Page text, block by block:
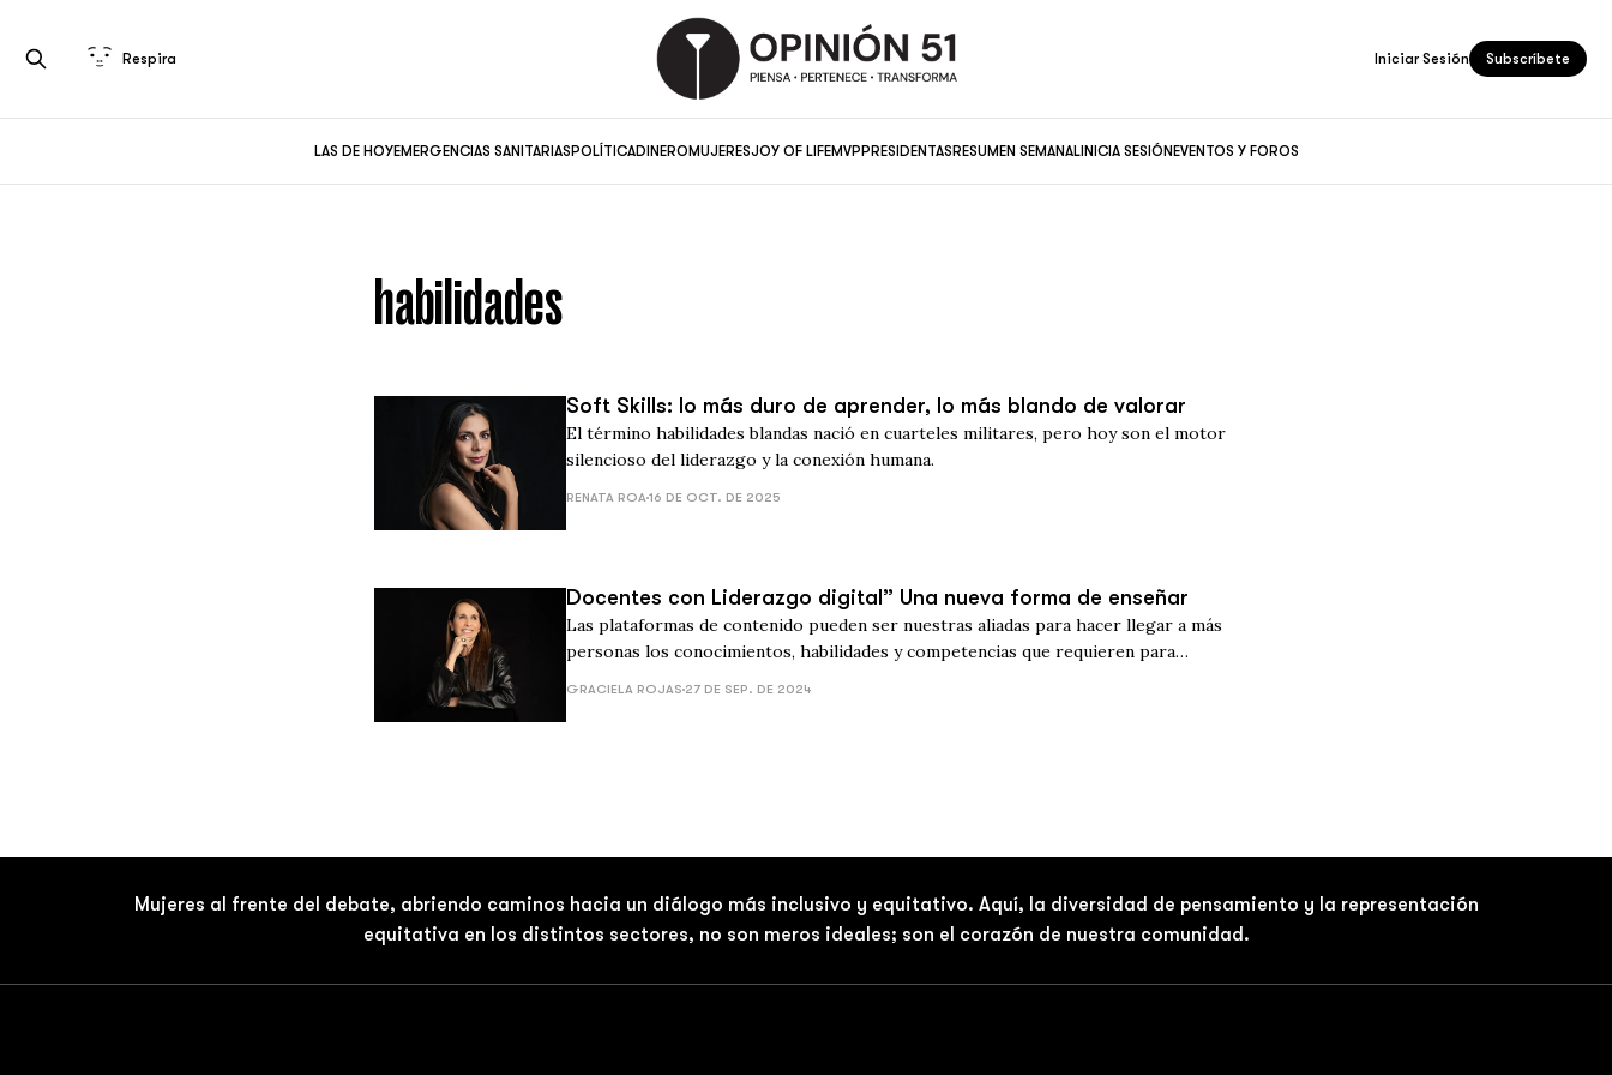
LAS DE HOYEMERGENCIAS SANITARIASPOLÍTICADINEROMUJERESJOY OF LIFEMVPPRESIDENTASRESUMEN SEMANALINICIA SESIÓNEVENTOS Y FOROS
Respira Iniciar Sesión Subscríbete
habilidades
Soft Skills: lo más duro de aprender, lo más blando de valorar
El término habilidades blandas nació en cuarteles militares, pero hoy son el motor
silencioso del liderazgo y la conexión humana.
RENATA ROA16 DE OCT. DE 2025
Docentes con Liderazgo digital” Una nueva forma de enseñar
Las plataformas de contenido pueden ser nuestras aliadas para hacer llegar a más
personas los conocimientos, habilidades y competencias que requieren para
GRACIELA ROJAS 27 DE SEP. DE 2024
Mujeres al frente del debate, abriendo caminos hacia un diálogo más inclusivo y equitativo. Aquí, la diversidad de pensamiento y la representación
equitativa en los distintos sectores, no son meros ideales; son el corazón de nuestra comunidad.